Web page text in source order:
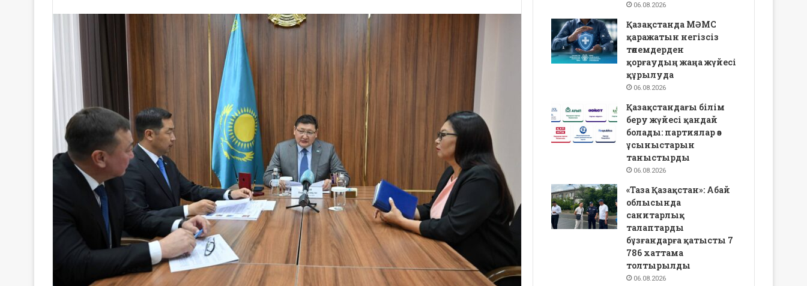
06.08.2026
Қазақстанда МӘМС
қаражатын негізсіз
төлемдерден
қорғаудың жаңа жүйесі
құрылуда
06.08.2026
Қазақстандағы білім
беру жүйесі қандай
болады: партиялар өз
ұсыныстарын
таныстырды
06.08.2026
«Таза Қазақстан»: Абай
облысында
санитарлық
талаптарды
бұзғандарға қатысты 7
786 хаттама
толтырылды
06.08.2026